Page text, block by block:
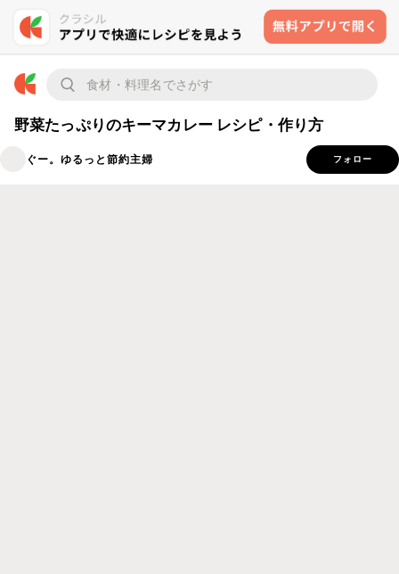
野菜たっぷりのキーマカレー レシピ・作り方
ぐー。ゆるっと節約主婦 フォロー